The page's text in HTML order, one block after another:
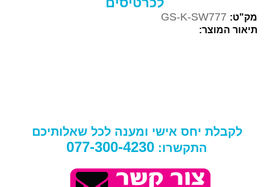
מק"ט: GS-K-SW777
תיאור המוצר:
לקבלת יחס אישי ומענה לכל שאלותיכם
התקשרו: 077-300-4230